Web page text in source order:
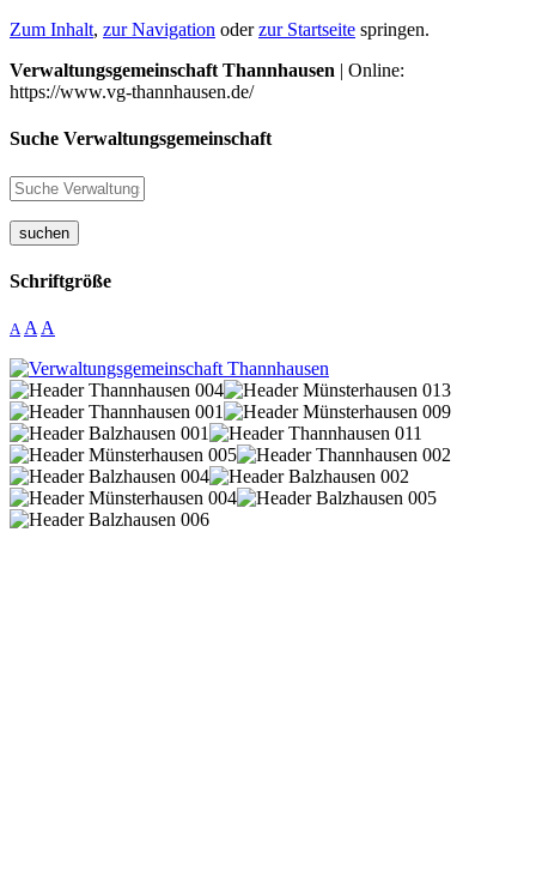
Zum Inhalt, zur Navigation oderzur Startseite springen.
Verwaltungsgemeinschaft Thannhausen | Online:
https://www.vg-thannhausen.de/
Suche Verwaltungsgemeinschaft
suchen
Schriftgröße
A A A